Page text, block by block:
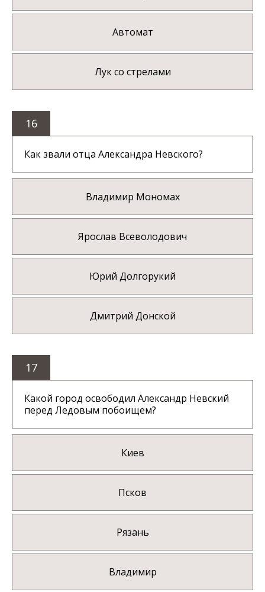
Автомат
Лук со стрелами
16
Как звали отца Александра Невского?
Владимир Мономах
Ярослав Всеволодович
Юрий Долгорукий
Дмитрий Донской
17
Какой город освободил Александр Невский
перед Ледовым побоищем?
Киев
Псков
Рязань
Владимир